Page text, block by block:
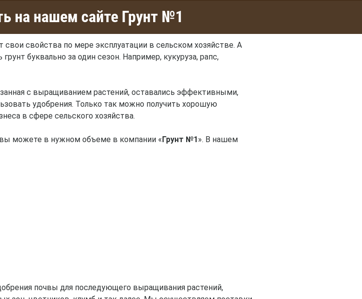
на нашем сайте Грунт №1
свойства по мере эксплуатации в сельском хозяйстве. А
буквально за один сезон. Например, кукуруза, рапс,
с выращиванием растений, оставались эффективными,
удобрения. Только так можно получить хорошую
в сфере сельского хозяйства.
вы можете в нужном объеме в компании «Грунт №1». В нашем
почвы для последующего выращивания растений,